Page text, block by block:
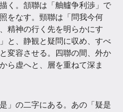
く。頷聯は「舳艫争利渉」で
をなす。頸聯は「問我今何
精神の行く先を明らかにす
と、静観と疑問に収め、すべ
変容させる。四聯の間、外か
ら虚へと、層を重ねて深ま
」の二字にある。あの「疑是